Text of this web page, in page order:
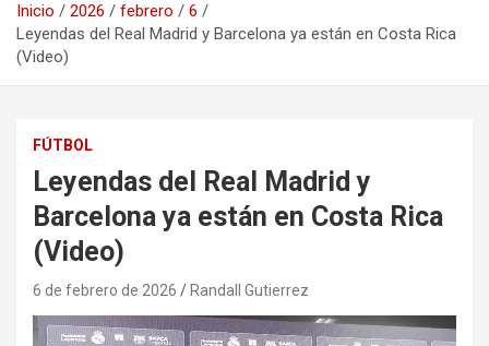
Inicio 2026 febrero
6
Leyendas del Real Madrid y Barcelona ya están en Costa Rica
(Video)
FÚTBOL
Leyendas del Real Madrid y
Barcelona ya están en Costa Rica
(Video)
6 de febrero de 2026 Randall Gutierrez